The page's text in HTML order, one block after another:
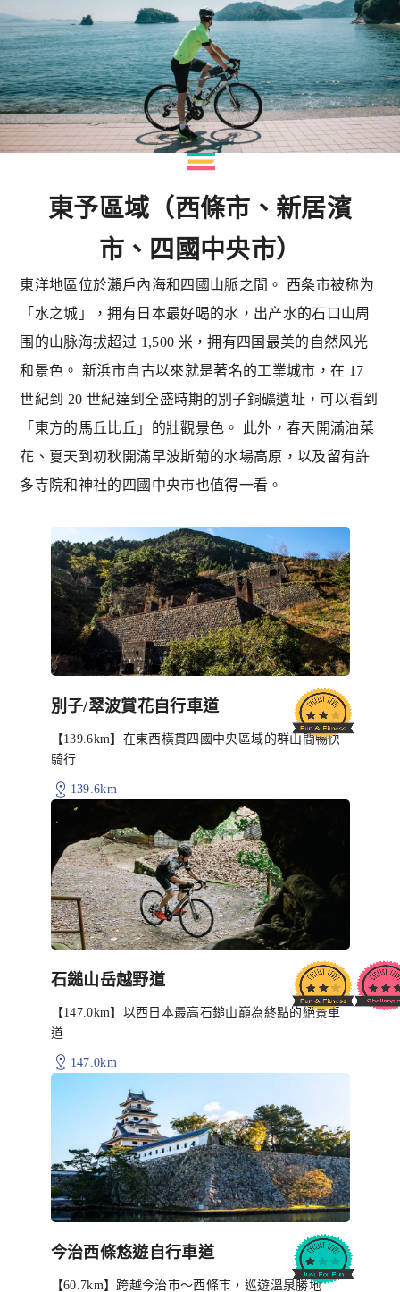
東予區域（西條市、新居濱
市、四國中央市）
東洋地區位於瀨戶內海和四國山脈之間。 西条市被称为
「水之城」，拥有日本最好喝的水，出产水的石口山周
围的山脉海拔超过 1,500 米，拥有四国最美的自然风光
和景色。 新浜市自古以來就是著名的工業城市，在 17
世紀到 20 世紀達到全盛時期的別子銅礦遺址，可以看到
「東方的馬丘比丘」的壯觀景色。 此外，春天開滿油菜
花、夏天到初秋開滿早波斯菊的水場高原，以及留有許
多寺院和神社的四國中央市也值得一看。
別子/翠波賞花自行車道
【139.6km】在東西橫貫四國中央區域的群山間暢快
騎行
139.6km
石鎚山岳越野道
【147.0km】以西日本最高石鎚山巔為終點的絕景車
道
147.0km
今治西條悠遊自行車道
【60.7km】跨越今治市〜西條市，巡遊溫泉勝地